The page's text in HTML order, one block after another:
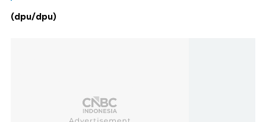
(dpu/dpu)